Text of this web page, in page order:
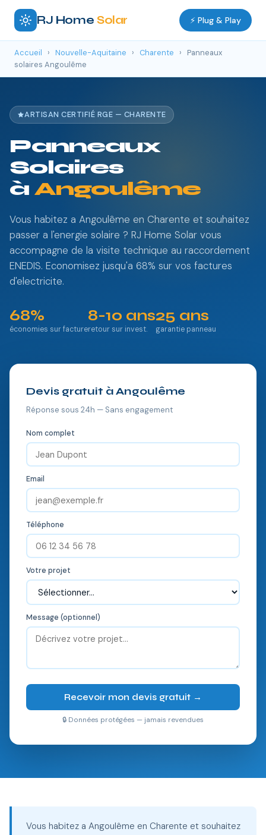
RJ Home Solar ⚡ Plug & Play
Accueil › Nouvelle-Aquitaine › Charente ›
Panneaux
solaires Angoulême
ARTISAN CERTIFIÉ RGE — CHARENTE
Panneaux
Solaires
àAngoulême
Vous habitez a Angoulême en Charente et souhaitez
passer a l'energie solaire ? RJ Home Solar vous
accompagne de la visite technique au raccordement
ENEDIS. Economisez jusqu'a 68% sur vos factures
d'electricite.
68%
économies sur facture
8-10 ans
retour sur invest.
25 ans
garantie panneau
Devis gratuit à Angoulême
Réponse sous 24h — Sans engagement
Nom complet
Email
Téléphone
Votre projet
Message (optionnel)
Recevoir mon devis gratuit →
🔒 Données protégées — jamais revendues
Vous habitez a Angoulême en Charente et souhaitez